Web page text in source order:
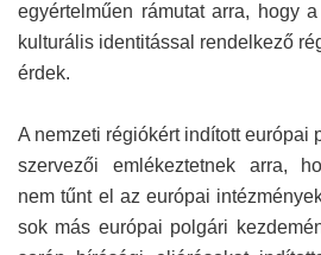
egyértelműen rámutat arra, hogy
kulturális identitással rendelkező
érdek.
A nemzeti régiókért indított európai
szervezői emlékeztetnek arra,
nem tűnt el az európai
sok más európai polgári